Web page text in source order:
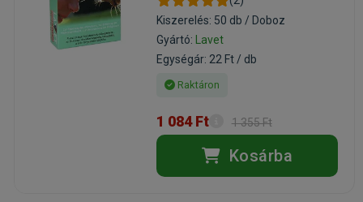
Kiszerelés: 50 db / Doboz
Gyártó: Lavet
Egységár: 22 Ft / db
Raktáron
1 084 Ft 1 355 Ft
Kosárba